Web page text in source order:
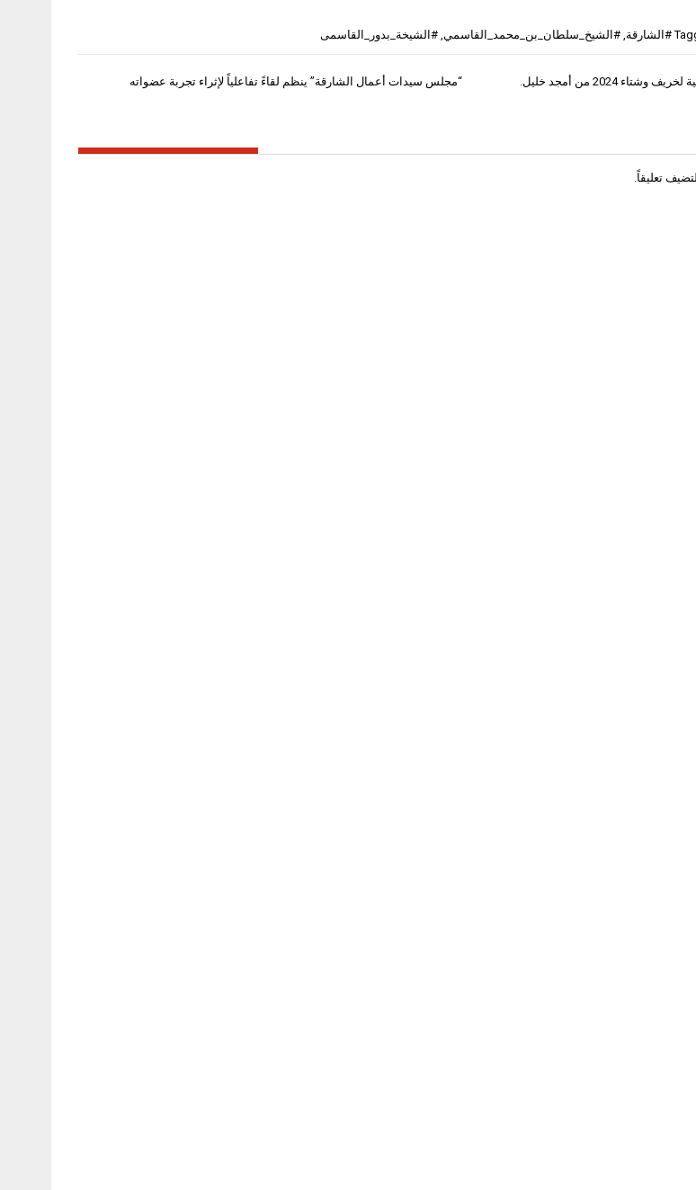
#الشارقة #الشيخ_سلطان_بن_محمد_القاسمي #الشيخة_بدور_القاسمى
“مجلس سيدات أعمال الشارقة” ينظم لقاءً تفاعلياً لإثراء تجربة عضواته 2024 من أمجد خليل.
لتضيف تعليقاً.